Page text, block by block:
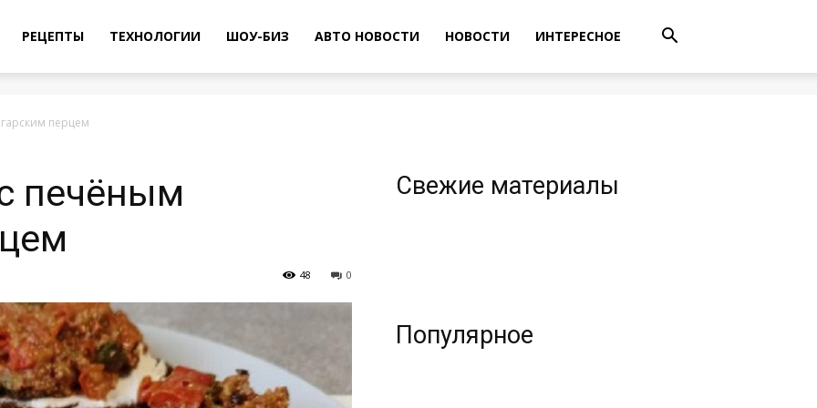
РЕЦЕПТЫ ТЕХНОЛОГИИ ШОУ-БИЗ АВТО НОВОСТИ НОВОСТИ ИНТЕРЕСНОЕ
перцем
печёным
0
48
Свежие материалы
Популярное